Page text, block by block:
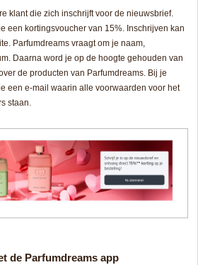
klant die zich inschrijft voor de nieuwsbrief.
een kortingsvoucher van 15%. Inschrijven kan
Parfumdreams vraagt om je naam,
Daarna word je op de hoogte gehouden van
de producten van Parfumdreams. Bij je
een e-mail waarin alle voorwaarden voor het
staan.
de Parfumdreams app